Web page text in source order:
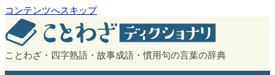
コンテンツへスキップ
ことわざ・四字熟語・故事成語・慣用句の言葉の辞典